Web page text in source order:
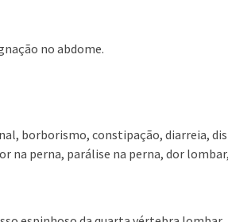
no abdome.
borborismo, constipação, diarreia,
na perna, parálise na perna, dor